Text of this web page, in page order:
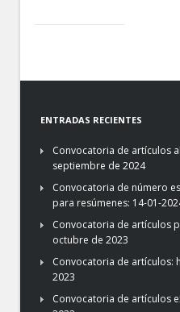
ENTRADAS RECIENTES
Convocatoria de artículos
septiembre de 2024
Convocatoria de número
para resúmenes: 14-01-
Convocatoria de artículos
octubre de 2023
Convocatoria de artículos:
2023
Convocatoria de artículos